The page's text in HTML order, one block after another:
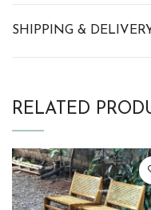
SHIPPING &
RELATED